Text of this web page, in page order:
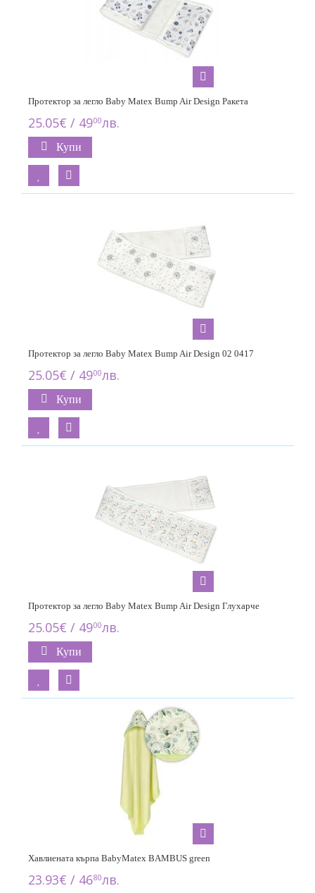
Протектор за легло Baby Matex Bump Air Design Ракета
25.05€ / 4900лв.
Купи
Протектор за легло Baby Matex Bump Air Design 02 0417
25.05€ / 4900лв.
Купи
Протектор за легло Baby Matex Bump Air Design Глухарче
25.05€ / 4900лв.
Купи
Хавлиената кърпа BabyMatex BAMBUS green
23.93€ / 4680лв.